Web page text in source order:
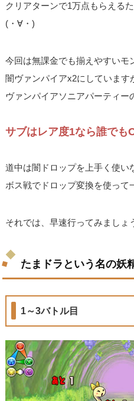
クリアターンで1万点もらえる
(・∀・)
今回は無課金でも揃えやすいモ
闇ヴァンパイアx2にしています
ヴァンパイアソニアパーティー
サブはレア度1なら誰でも
道中は闇ドロップを上手く使い
ボス戦でドロップ変換を使って
それでは、早速行ってみましょ
たまドラという名の妖
1～3バトル目